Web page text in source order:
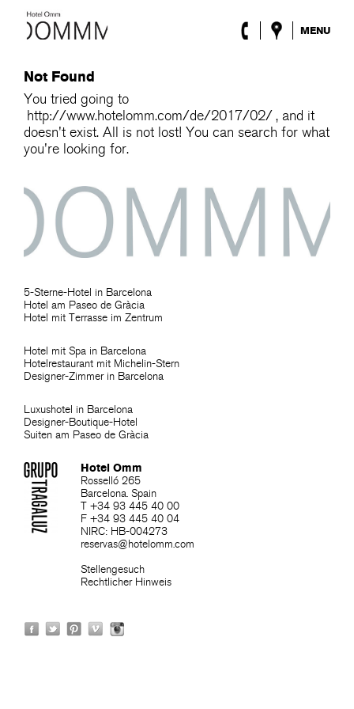
MENU
Zimmer
Roca Barcelona
Spa
Terrasse
Lobby & Klub
Sonderangebote
Blog
Standort
Not Found
You tried going to
http://www.hotelomm.com/de/2017/02/, and it
doesn't exist. All is not lost! You can search for what
you're looking for.
5-Sterne-Hotel in Barcelona
Hotel am Paseo de Gràcia
Hotel mit Terrasse im Zentrum
Hotel mit Spa in Barcelona
Hotelrestaurant mit Michelin-Stern
Designer-Zimmer in Barcelona
Luxushotel in Barcelona
Designer-Boutique-Hotel
Suiten am Paseo de Gràcia
Hotel Omm
Rosselló 265
Barcelona. Spain
T +34 93 445 40 00
F +34 93 445 40 04
NIRC: HB-004273
reservas@hotelomm.com
Stellengesuch
Rechtlicher Hinweis